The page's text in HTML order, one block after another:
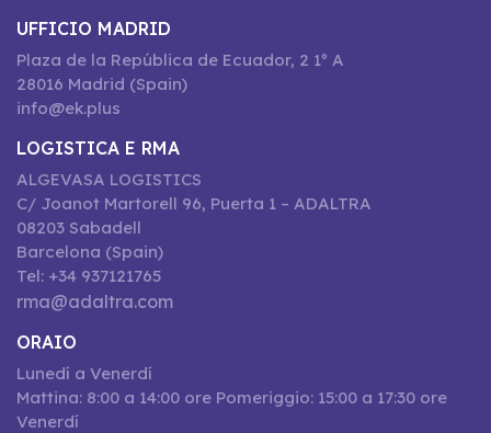
UFFICIO MADRID
Plaza de la República de Ecuador, 2 1º A
28016 Madrid (Spain)
info@ek.plus
LOGISTICA E RMA
ALGEVASA LOGISTICS
C/ Joanot Martorell 96, Puerta 1 – ADALTRA
08203 Sabadell
Barcelona (Spain)
Tel: +34 937121765
rma@adaltra.com
ORAIO
Lunedí a Venerdí
Mattina: 8:00 a 14:00 ore Pomeriggio: 15:00 a 17:30 ore
Venerdí